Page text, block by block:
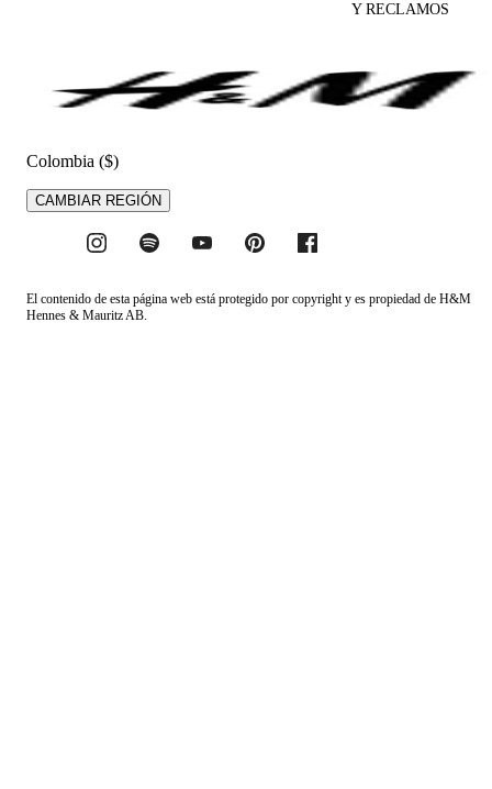
Y RECLAMOS
Colombia ($)
CAMBIAR REGIÓN
El contenido de esta página web está protegido por copyright y es propiedad de H&M
Hennes & Mauritz AB.